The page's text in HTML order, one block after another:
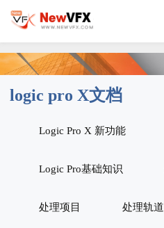
logic pro X文档
Logic Pro X 新功能
Logic Pro基础知识
处理项目 处理轨道